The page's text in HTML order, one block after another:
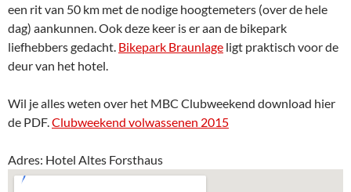
een rit van 50 km met de nodige hoogtemeters (over de hele
dag) aankunnen. Ook deze keer is er aan de bikepark
liefhebbers gedacht. Bikepark Braunlage ligt praktisch voor de
deur van het hotel.
Wil je alles weten over het MBC Clubweekend download hier
de PDF.Clubweekend volwassenen 2015
Adres: Hotel Altes Forsthaus